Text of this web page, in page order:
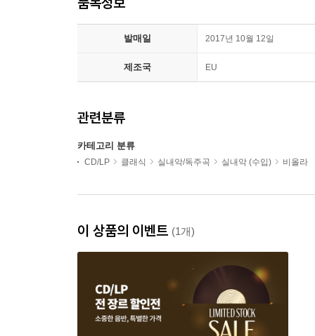
발매일 2017년 10월 12일
제조국 EU
관련분류
카테고리 분류
CD/LP 클래식 실내악/독주곡 실내악 (수입) 비올라
이 상품의 이벤트 (1개)